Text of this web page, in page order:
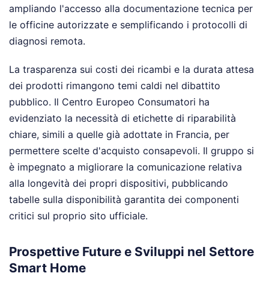
ampliando l'accesso alla documentazione tecnica per
le officine autorizzate e semplificando i protocolli di
diagnosi remota.
La trasparenza sui costi dei ricambi e la durata attesa
dei prodotti rimangono temi caldi nel dibattito
pubblico. Il Centro Europeo Consumatori ha
evidenziato la necessità di etichette di riparabilità
chiare, simili a quelle già adottate in Francia, per
permettere scelte d'acquisto consapevoli. Il gruppo si
è impegnato a migliorare la comunicazione relativa
alla longevità dei propri dispositivi, pubblicando
tabelle sulla disponibilità garantita dei componenti
critici sul proprio sito ufficiale.
Prospettive Future e Sviluppi nel Settore
Smart Home